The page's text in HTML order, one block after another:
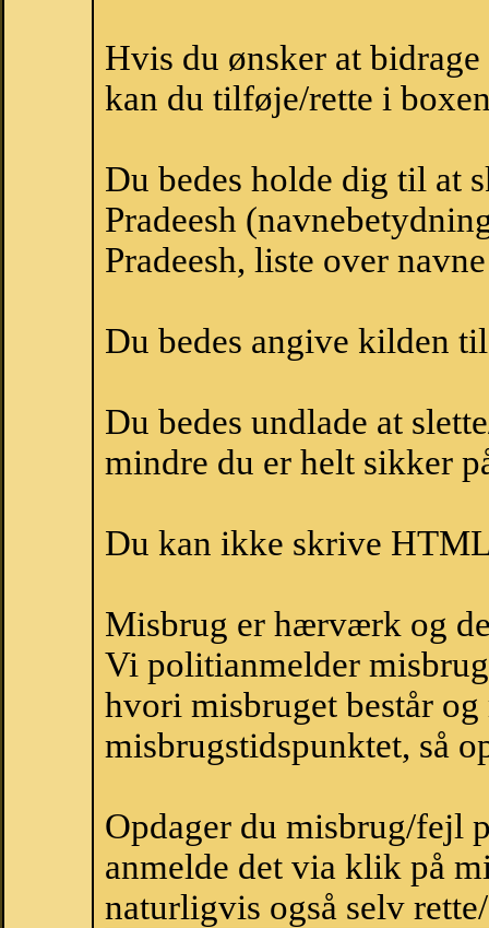
Hvis du ønsker at
kan du tilføje/rette i
Du bedes holde dig til at
Pradeesh
Pradeesh, liste over
Du bedes angive kilden
Du bedes undlade at
mindre du er helt sikker
Du kan ikke skrive
Misbrug er hærværk og
Vi politianmelder
hvori misbruget består
misbrugstidspunktet, så
Opdager du misbrug/fejl
anmelde det via klik på
naturligvis også selv